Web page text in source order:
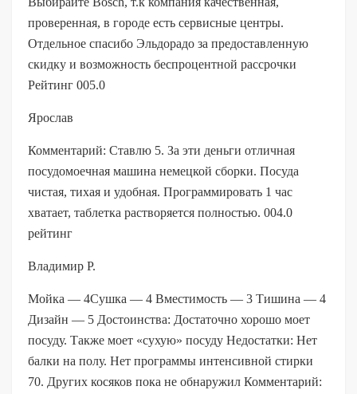
проверенная, в городе есть сервисные центры.
Отдельное спасибо Эльдорадо за предоставленную
скидку и возможность беспроцентной рассрочки
Рейтинг 005.0
Ярослав
Комментарий: Ставлю 5. За эти деньги отличная
посудомоечная машина немецкой сборки. Посуда
чистая, тихая и удобная. Программировать 1 час
хватает, таблетка растворяется полностью. 004.0
рейтинг
Владимир Р.
Мойка — 4Сушка — 4 Вместимость — 3 Тишина — 4
Дизайн — 5 Достоинства: Достаточно хорошо моет
посуду. Также моет «сухую» посуду Недостатки: Нет
балки на полу. Нет программы интенсивной стирки
70. Других косяков пока не обнаружил Комментарий: